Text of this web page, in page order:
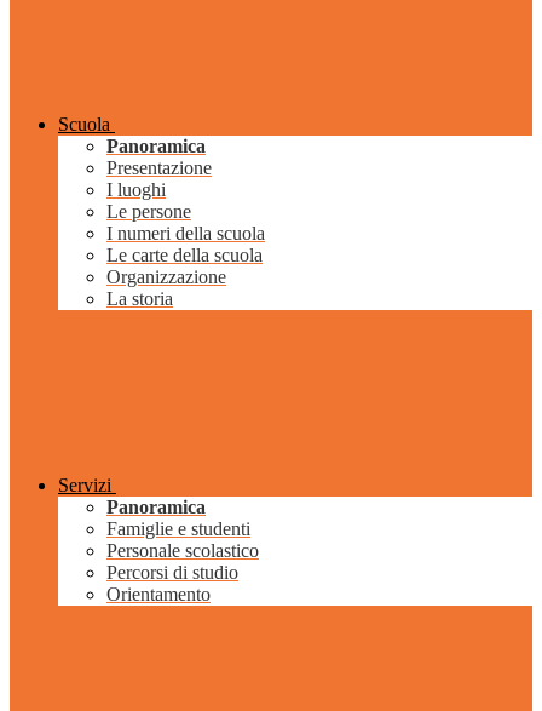
Scuola
Panoramica
Presentazione
I luoghi
Le persone
I numeri della scuola
Le carte della scuola
Organizzazione
La storia
Servizi
Panoramica
Famiglie e studenti
Personale scolastico
Percorsi di studio
Orientamento